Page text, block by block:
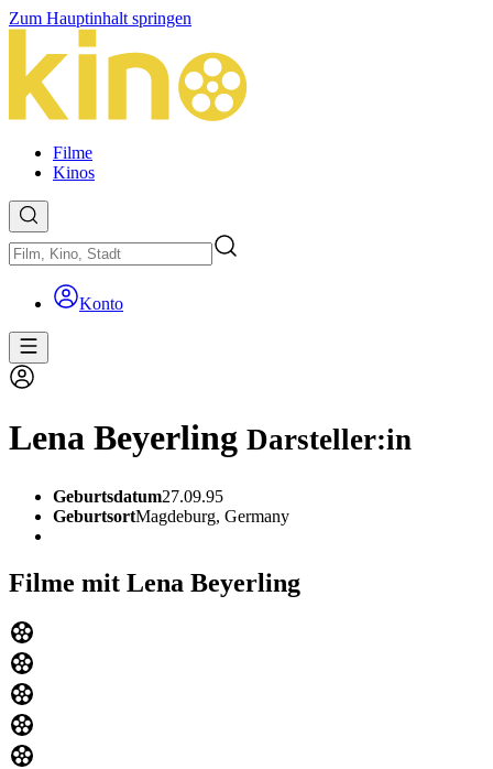
Zum Hauptinhalt springen
Filme
Kinos
Konto
Lena Beyerling Darsteller:in
Geburtsdatum27.09.95
GeburtsortMagdeburg, Germany
Filme mit Lena Beyerling